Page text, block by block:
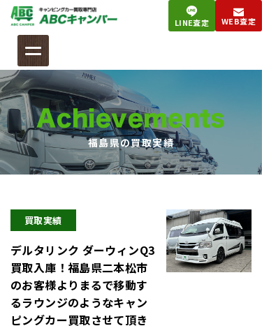
ツ
へ
ス
キ
ッ
プ
LINE査定 WEB査定
Achievements
福島県の買取実績
買取実績
デルタリンク ダーウィンQ3
買取入庫！福島県二本松市
のお客様よりまるで移動す
るラウンジのようなキャン
ピングカー買取させて頂き